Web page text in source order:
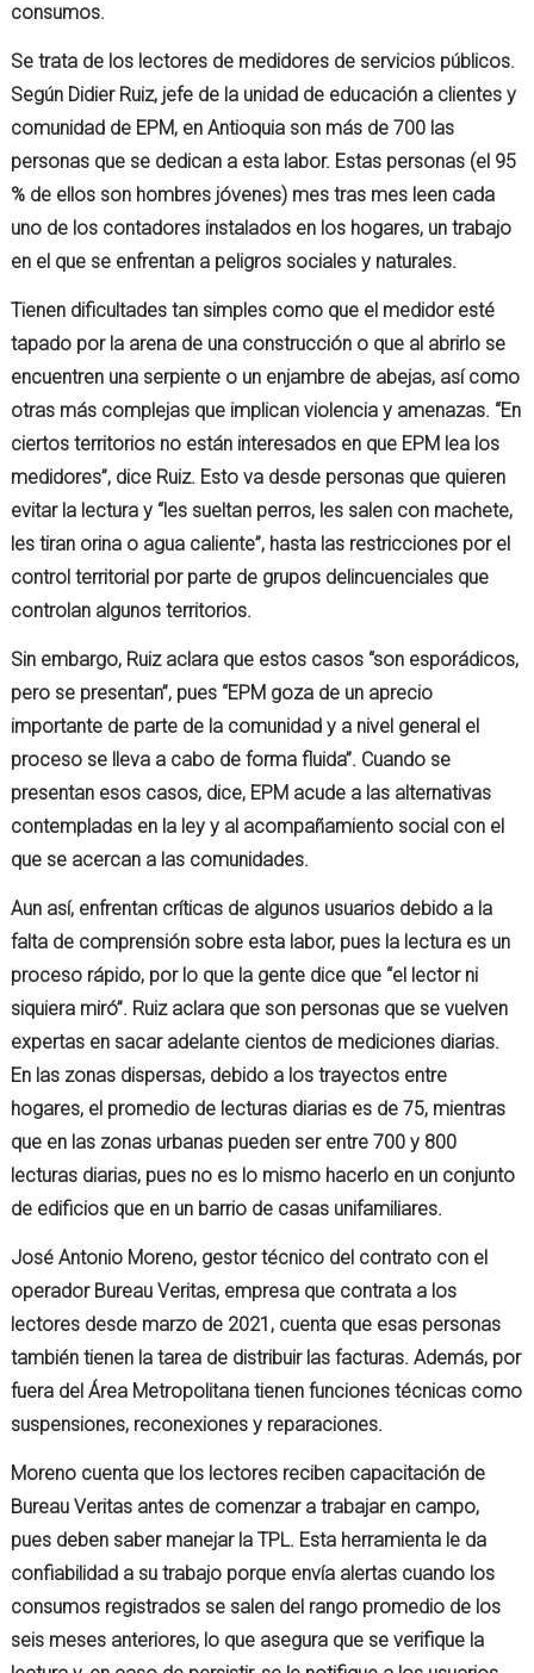
consumos.
Se trata de los lectores de medidores de servicios públicos.
Según Didier Ruiz, jefe de la unidad de educación a clientes y
comunidad de EPM, en Antioquia son más de 700 las
personas que se dedican a esta labor. Estas personas (el 95
% de ellos son hombres jóvenes) mes tras mes leen cada
uno de los contadores instalados en los hogares, un trabajo
en el que se enfrentan a peligros sociales y naturales.
Tienen dificultades tan simples como que el medidor esté
tapado por la arena de una construcción o que al abrirlo se
encuentren una serpiente o un enjambre de abejas, así como
otras más complejas que implican violencia y amenazas. “En
ciertos territorios no están interesados en que EPM lea los
medidores”, dice Ruiz. Esto va desde personas que quieren
evitar la lectura y “les sueltan perros, les salen con machete,
les tiran orina o agua caliente”, hasta las restricciones por el
control territorial por parte de grupos delincuenciales que
controlan algunos territorios.
Sin embargo, Ruiz aclara que estos casos “son esporádicos,
pero se presentan”, pues “EPM goza de un aprecio
importante de parte de la comunidad y a nivel general el
proceso se lleva a cabo de forma fluida”. Cuando se
presentan esos casos, dice, EPM acude a las alternativas
contempladas en la ley y al acompañamiento social con el
que se acercan a las comunidades.
Aun así, enfrentan críticas de algunos usuarios debido a la
falta de comprensión sobre esta labor, pues la lectura es un
proceso rápido, por lo que la gente dice que “el lector ni
siquiera miró”. Ruiz aclara que son personas que se vuelven
expertas en sacar adelante cientos de mediciones diarias.
En las zonas dispersas, debido a los trayectos entre
hogares, el promedio de lecturas diarias es de 75, mientras
que en las zonas urbanas pueden ser entre 700 y 800
lecturas diarias, pues no es lo mismo hacerlo en un conjunto
de edificios que en un barrio de casas unifamiliares.
José Antonio Moreno, gestor técnico del contrato con el
operador Bureau Veritas, empresa que contrata a los
lectores desde marzo de 2021, cuenta que esas personas
también tienen la tarea de distribuir las facturas. Además, por
fuera del Área Metropolitana tienen funciones técnicas como
suspensiones, reconexiones y reparaciones.
Moreno cuenta que los lectores reciben capacitación de
Bureau Veritas antes de comenzar a trabajar en campo,
pues deben saber manejar la TPL. Esta herramienta le da
confiabilidad a su trabajo porque envía alertas cuando los
consumos registrados se salen del rango promedio de los
seis meses anteriores, lo que asegura que se verifique la